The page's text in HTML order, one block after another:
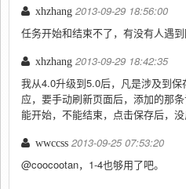
xhzhang 2013-09-29 18:56:00
任务开始和结束不了，有没有人遇到
xhzhang 2013-09-29 18:42:35
我从4.0升级到5.0后，凡是涉及到
应，要手动刷新页面后，添加的那
能开始，不能结束，点击保存后，
wwccss 2013-09-25 07:53:20
@coocootan，1-4也够用了吧。